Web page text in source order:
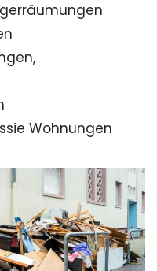
Wohnungen